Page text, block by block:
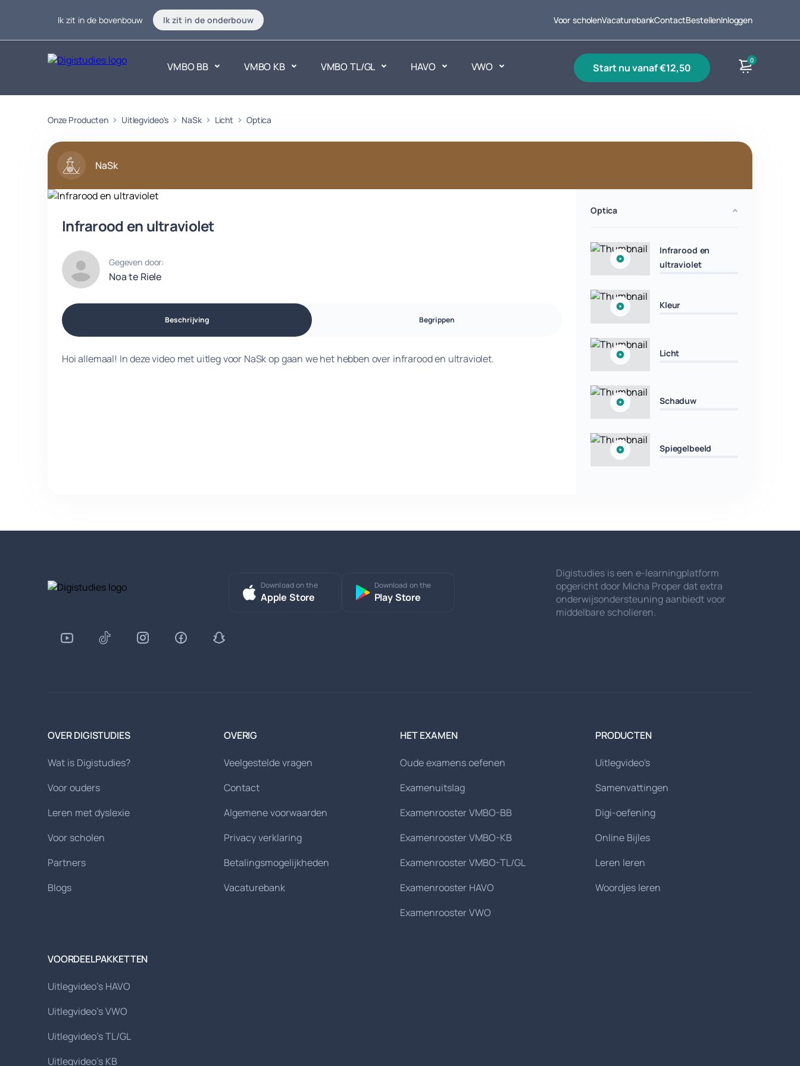
Ik zit in de bovenbouw Ik zit in de onderbouw Voor scholenVacaturebankContactBestellenInloggen
VMBO BB VMBO KB VMBO TL/GL HAVO VWO start nu vanaf €12,50
0
Exacte vakken
Geen vakken.
Taalvakken
Geen vakken. Geen vakken.
Onze Producten Uitlegvideo's NaSk Licht Optica
NaSk
Infrarood en ultraviolet
Gegeven door:
Noa te Riele
Beschrijving Begrippen
Hoi allemaal! In deze video met uitleg voor NaSk op gaan we het hebben over infrarood en ultraviolet.
Optica
Infrarood en
ultraviolet
Kleur
Licht
Schaduw
Spiegelbeeld
Download on the
Apple Store
Download on the
Play Store
Digistudies is een e-learningplatform
opgericht door Micha Proper dat extra
onderwijsondersteuning aanbiedt voor
middelbare scholieren.
OVER DIGISTUDIES
Wat is Digistudies?
Voor ouders
Leren met dyslexie
Voor scholen
Partners
Blogs
OVERIG
Veelgestelde vragen
Contact
Algemene voorwaarden
Privacy verklaring
Betalingsmogelijkheden
Vacaturebank
HET EXAMEN
Oude examens oefenen
Examenuitslag
Examenrooster VMBO-BB
Examenrooster VMBO-KB
Examenrooster VMBO-TL/GL
Examenrooster HAVO
Examenrooster VWO
PRODUCTEN
Uitlegvideo's
Samenvattingen
Digi-oefening
Online Bijles
Leren leren
Woordjes leren
VOORDEELPAKKETTEN
Uitlegvideo's HAVO
Uitlegvideo's VWO
Uitlegvideo's TL/GL
Uitlegvideo's KB